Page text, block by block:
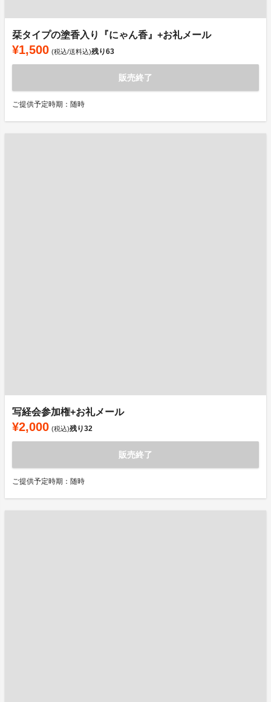
栞タイプの塗香入り『にゃん香』+お礼メール
¥1,500 (税込/送料込)残り63
販売終了
ご提供予定時期：随時
写経会参加権+お礼メール
¥2,000 (税込)残り32
販売終了
ご提供予定時期：随時